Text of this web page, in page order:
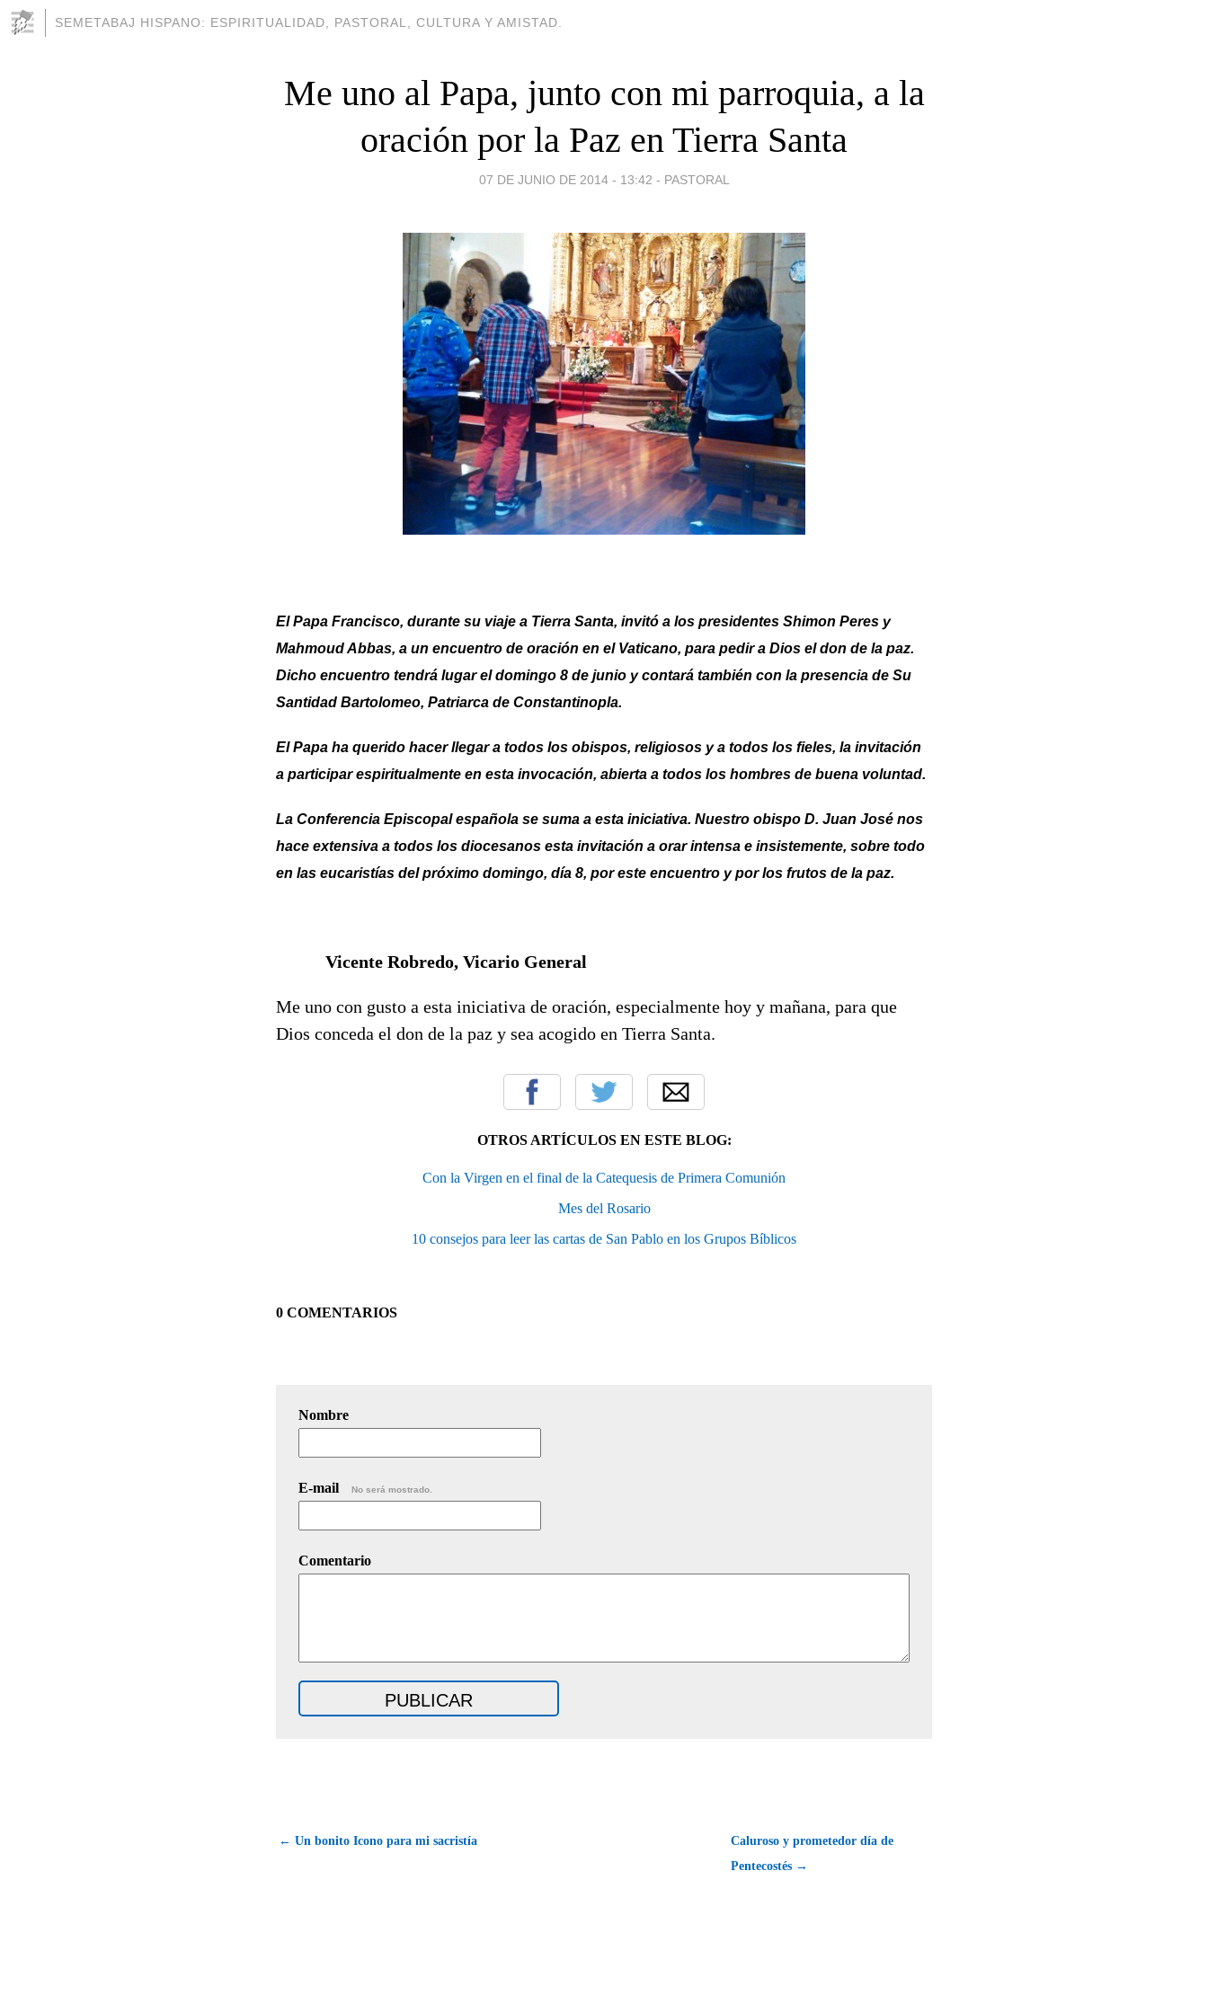
SEMETABAJ HISPANO: ESPIRITUALIDAD, PASTORAL, CULTURA Y AMISTAD.
Me uno al Papa, junto con mi parroquia, a la
oración por la Paz en Tierra Santa
07 DE JUNIO DE 2014 - 13:42 - PASTORAL
El Papa Francisco, durante su viaje a Tierra Santa, invitó a los presidentes Shimon Peres y
Mahmoud Abbas, a un encuentro de oración en el Vaticano, para pedir a Dios el don de la paz.
Dicho encuentro tendrá lugar el domingo 8 de junio y contará también con la presencia de Su
Santidad Bartolomeo, Patriarca de Constantinopla.
El Papa ha querido hacer llegar a todos los obispos, religiosos y a todos los fieles, la invitación
a participar espiritualmente en esta invocación, abierta a todos los hombres de buena voluntad.
La Conferencia Episcopal española se suma a esta iniciativa. Nuestro obispo D. Juan José nos
hace extensiva a todos los diocesanos esta invitación a orar intensa e insistemente, sobre todo
en las eucaristías del próximo domingo, día 8, por este encuentro y por los frutos de la paz.
Vicente Robredo, Vicario General
Me uno con gusto a esta iniciativa de oración, especialmente hoy y mañana, para que
Dios conceda el don de la paz y sea acogido en Tierra Santa.
OTROS ARTÍCULOS EN ESTE BLOG:
Con la Virgen en el final de la Catequesis de Primera Comunión
Mes del Rosario
10 consejos para leer las cartas de San Pablo en los Grupos Bíblicos
0 COMENTARIOS
Nombre
E-mail No será mostrado.
Comentario
← Un bonito Icono para mi sacristía
Caluroso y prometedor día de
Pentecostés →